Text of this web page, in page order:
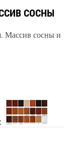
СОСНЫ
Массив сосны и